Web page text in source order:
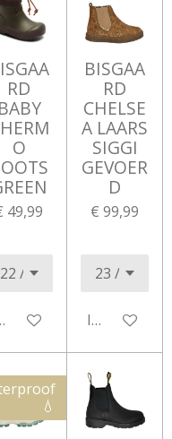
RD
BABY
O
49,99
winkelwagen
BISGAA
RD
CHELSE
A LAARS
SIGGI
GEVOER
D
€ 99,99
In
💧